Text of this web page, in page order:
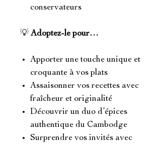
conservateurs
💡 Adoptez-le pour…
Apporter une touche unique et
croquante à vos plats
Assaisonner vos recettes avec
fraîcheur et originalité
Découvrir un duo d’épices
authentique du Cambodge
Surprendre vos invités avec